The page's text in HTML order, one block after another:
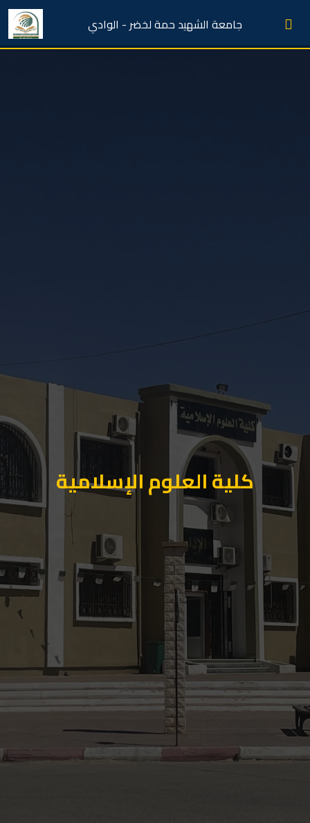
جامعة الشهيد حمة لخضر - الوادي
كلية العلوم الإسلامية